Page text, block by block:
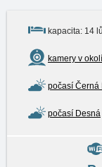
kapacita: 14
kamery v okolí
počasí Černá
počasí Desná